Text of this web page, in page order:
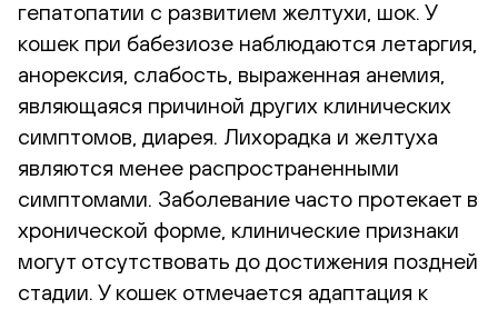
гепатопатии с развитием желтухи, шок. У
кошек при бабезиозе наблюдаются летаргия,
анорексия, слабость, выраженная анемия,
являющаяся причиной других клинических
симптомов, диарея. Лихорадка и желтуха
являются менее распространенными
симптомами. Заболевание часто протекает в
хронической форме, клинические признаки
могут отсутствовать до достижения поздней
стадии. У кошек отмечается адаптация к